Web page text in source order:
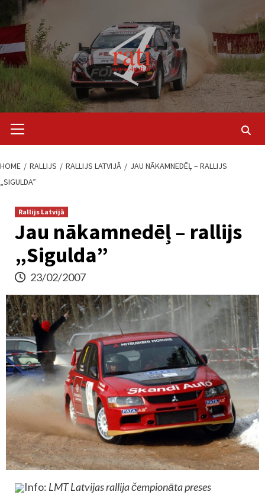
content
Menu
HOME RALLIJS RALLIJS LATVIJĀ
JAU NĀKAMNEDĒĻ – RALLIJS
„SIGULDA”
Rallijs Latvijā
Jau nākamnedēļ – rallijs
„Sigulda”
23/02/2007
Info: LMT Latvijas rallija čempionāta preses